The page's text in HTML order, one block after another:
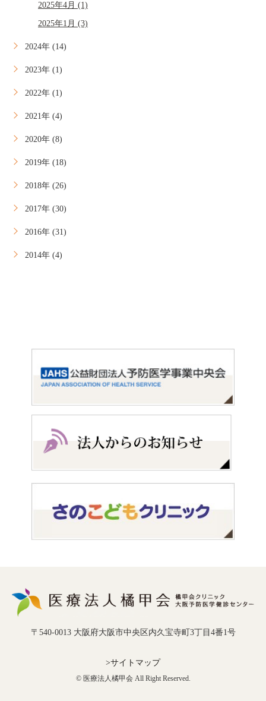
2025年4月 (1)
2025年1月 (3)
2024年 (14)
2023年 (1)
2022年 (1)
2021年 (4)
2020年 (8)
2019年 (18)
2018年 (26)
2017年 (30)
2016年 (31)
2014年 (4)
〒540-0013 大阪府大阪市中央区内久宝寺町3丁目4番1号
>サイトマップ
© 医療法人橘甲会 All Right Reserved.